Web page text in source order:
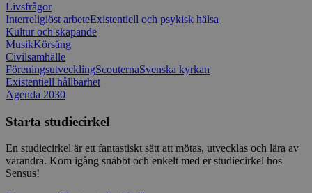
Livsfrågor
Interreligiöst arbeteExistentiell och psykisk hälsa
Kultur och skapande
MusikKörsång
Civilsamhälle
FöreningsutvecklingScouternaSvenska kyrkan
Existentiell hållbarhet
Agenda 2030
Starta studiecirkel
En studiecirkel är ett fantastiskt sätt att mötas, utvecklas och lära av
varandra. Kom igång snabbt och enkelt med er studiecirkel hos
Sensus!